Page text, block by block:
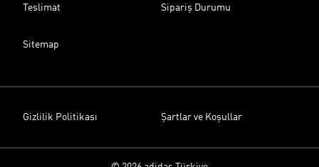
Teslimat Sipariş Durumu
Sitemap
Gizlilik Politikası Şartlar ve Koşullar